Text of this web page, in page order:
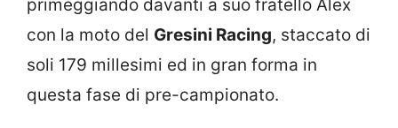
primeggiando davanti a suo fratello Alex
con la moto del Gresini Racing, staccato di
soli 179 millesimi ed in gran forma in
questa fase di pre-campionato.